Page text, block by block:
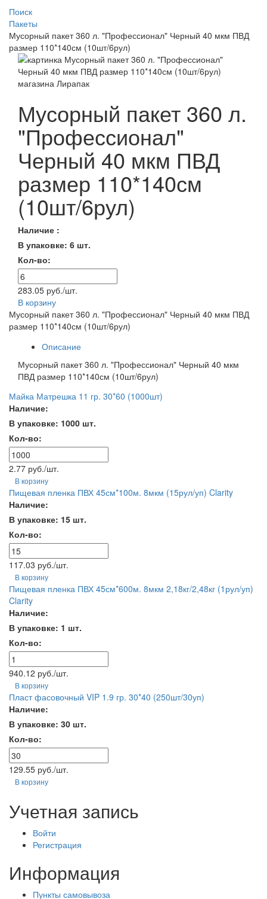
Поиск
Пакеты
Мусорный пакет 360 л. "Профессионал" Черный 40 мкм ПВД
размер 110*140см (10шт/6рул)
Мусорный пакет 360 л.
"Профессионал"
Черный 40 мкм ПВД
размер 110*140см
(10шт/6рул)
Наличие :
В упаковке: 6 шт.
Кол-во:
283.05 руб./шт.
В корзину
Мусорный пакет 360 л. "Профессионал" Черный 40 мкм ПВД
размер 110*140см (10шт/6рул)
Описание
Мусорный пакет 360 л. "Профессионал" Черный 40 мкм
ПВД размер 110*140см (10шт/6рул)
Майка Матрешка 11 гр. 30*60 (1000шт)
Наличие:
В упаковке: 1000 шт.
Кол-во:
2.77 руб./шт.
В корзину
Пищевая пленка ПВХ 45см*100м. 8мкм (15рул/уп) Clarity
Наличие:
В упаковке: 15 шт.
Кол-во:
117.03 руб./шт.
В корзину
Пищевая пленка ПВХ 45см*600м. 8мкм 2,18кг/2,48кг (1рул/уп)
Clarity
Наличие:
В упаковке: 1 шт.
Кол-во:
940.12 руб./шт.
В корзину
Пласт фасовочный VIP 1.9 гр. 30*40 (250шт/30уп)
Наличие:
В упаковке: 30 шт.
Кол-во:
129.55 руб./шт.
В корзину
Учетная запись
Войти
Регистрация
Информация
Пункты самовывоза